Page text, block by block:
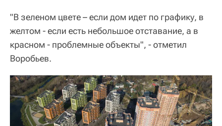
"В зеленом цвете – если дом идет по графику, в
желтом - если есть небольшое отставание, а в
красном - проблемные объекты", - отметил
Воробьев.